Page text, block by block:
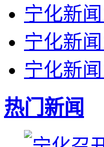
宁化新
宁化新
宁化新
热门新闻